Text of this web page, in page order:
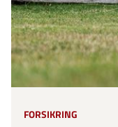
FORSIKRING